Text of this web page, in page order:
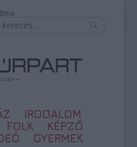
IRODALOM
FOLK
KÉPZŐ
GYERMEK